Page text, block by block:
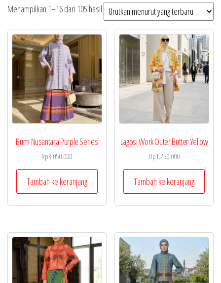
Menampilkan 1–16 dari 105 hasil Diurutkan
menurut
yang
terbaru
Bumi Nusantara Purple Series
Rp3.050.000
Tambah ke keranjang
Lagosi Work Outer Butter Yellow
Rp1.250.000
Tambah ke keranjang